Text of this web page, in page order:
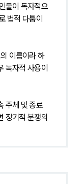
물이 독자적으
법적 다툼이
이름이라 하
독자적 사용이
주체 및 종료
장기적 분쟁의